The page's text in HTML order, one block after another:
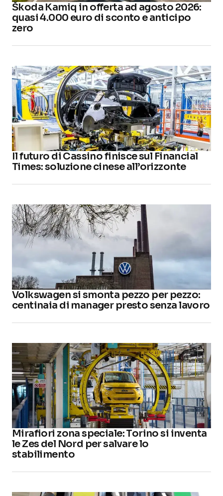
Škoda Kamiq in offerta ad agosto 2026:
quasi 4.000 euro di sconto e anticipo
zero
Il futuro di Cassino finisce sul Financial
Times: soluzione cinese all’orizzonte
Volkswagen si smonta pezzo per pezzo:
centinaia di manager presto senza lavoro
Mirafiori zona speciale: Torino si inventa
le Zes del Nord per salvare lo
stabilimento